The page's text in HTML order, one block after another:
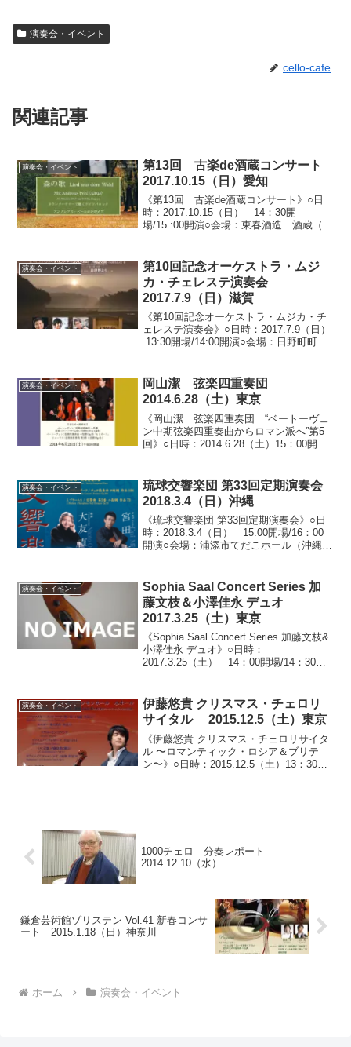
演奏会・イベント
cello-cafe
関連記事
演奏会・イベント
第13回 古楽de酒蔵コンサート
2017.10.15（日）愛知
《第13回 古楽de酒蔵コンサート》○日
時：2017.10.15（日） 14：30開
場/15 :00開演○会場：東春酒造 酒蔵（愛
き○出演：アンドレアス・ペール...
演奏会・イベント
第10回記念オーケストラ・ムジ
カ・チェレステ演奏会
2017.7.9（日）滋賀
《第10回記念オーケストラ・ムジカ・チ
ェレステ演奏会》○日時：2017.7.9（日）
13:30開場/14:00開演○会場：日野町町民
円/18歳以下2,000...
演奏会・イベント
岡山潔 弦楽四重奏団
2014.6.28（土）東京
《岡山潔 弦楽四重奏団 “ベートーヴェ
ン中期弦楽四重奏曲からロマン派へ”第5
回》○日時：2014.6.28（土）15：00開演
席○出演：河野文昭（チェロ）、...
演奏会・イベント
琉球交響楽団 第33回定期演奏会
2018.3.4（日）沖縄
《琉球交響楽団 第33回定期演奏会》○日
時：2018.3.4（日） 15:00開場/16：00
開演○会場：浦添市てだこホール（沖縄県
+高校生以下1名）3,...
演奏会・イベント
Sophia Saal Concert Series 加
藤文枝＆小澤佳永 デュオ
2017.3.25（土）東京
《Sophia Saal Concert Series 加藤文枝&
小澤佳永 デュオ》○日時：
2017.3.25（土） 14：00開場/14：30開
限定数） ※...
演奏会・イベント
伊藤悠貴 クリスマス・チェロリ
サイタル 2015.12.5（土）東京
《伊藤悠貴 クリスマス・チェロリサイタ
ル 〜ロマンティック・ロシア＆ブリテ
ン〜》○日時：2015.12.5（土）13：30開
1000チェロ 分奏レポート
2014.12.10（水）
鎌倉芸術館ゾリステン Vol.41 新春コンサ
ート 2015.1.18（日）神奈川
ホーム 演奏会・イベント